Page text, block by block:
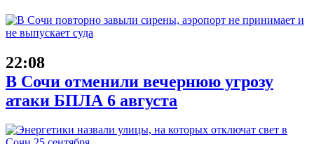
22:08
В Сочи отменили вечернюю угрозу
атаки БПЛА 6 августа